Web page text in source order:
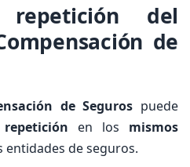
del
de
de Seguros puede
en los mismos
entidades de seguros.